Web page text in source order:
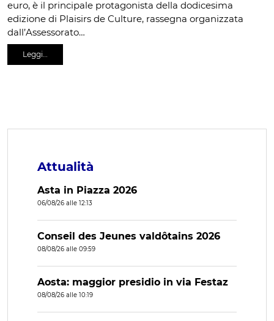
euro, è il principale protagonista della dodicesima
edizione di Plaisirs de Culture, rassegna organizzata
dall’Assessorato…
Leggi…
Attualità
Asta in Piazza 2026
06/08/26 alle 12:13
Conseil des Jeunes valdôtains 2026
08/08/26 alle 09:59
Aosta: maggior presidio in via Festaz
08/08/26 alle 10:19